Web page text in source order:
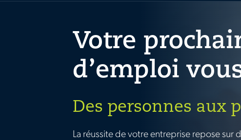
Votre
d’emploi
Des personnes aux
La réussite de votre entreprise repose sur